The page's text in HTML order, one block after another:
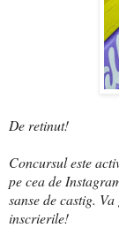
De retinut!
Concursul este
pe cea de
sanse de castig.
inscrierile!